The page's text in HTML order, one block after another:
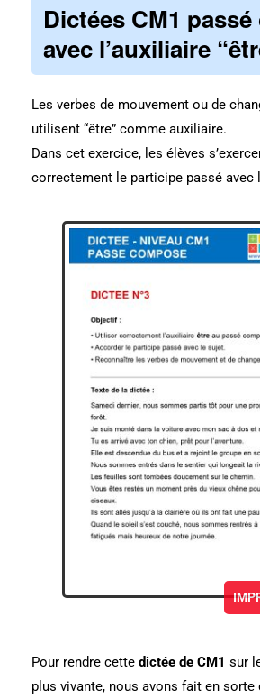
Dictées CM1
avec l’auxiliaire
Les verbes de mouvement ou de
utilisent “être” comme auxiliaire.
Dans cet exercice, les élèves
correctement le participe passé avec
Pour rendre cette dictée de CM1 sur
plus vivante, nous avons fait en sorte